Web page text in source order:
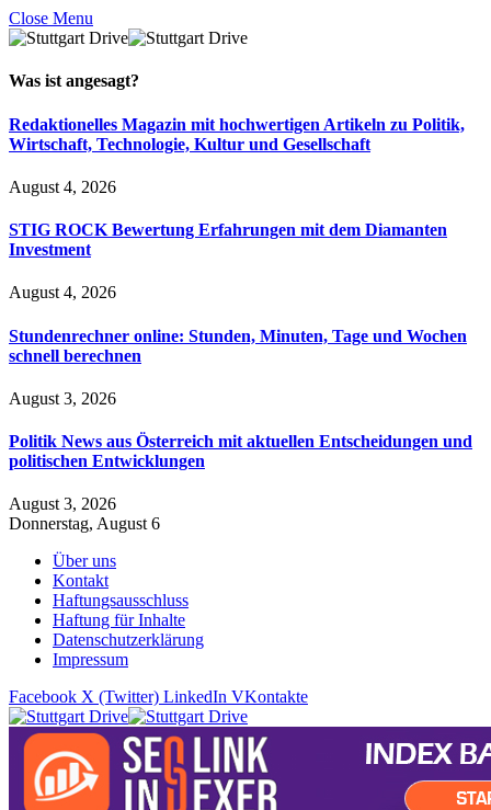
Close Menu
Was ist angesagt?
Redaktionelles Magazin mit hochwertigen Artikeln zu Politik,
Wirtschaft, Technologie, Kultur und Gesellschaft
August 4, 2026
STIG ROCK Bewertung Erfahrungen mit dem Diamanten
Investment
August 4, 2026
Stundenrechner online: Stunden, Minuten, Tage und Wochen
schnell berechnen
August 3, 2026
Politik News aus Österreich mit aktuellen Entscheidungen und
politischen Entwicklungen
August 3, 2026
Donnerstag, August 6
Über uns
Kontakt
Haftungsausschluss
Haftung für Inhalte
Datenschutzerklärung
Impressum
Facebook X (Twitter) LinkedIn VKontakte